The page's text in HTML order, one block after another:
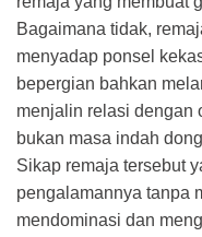
Bagaimana tidak,
menyadap ponsel
bepergian bahkan
menjalin relasi dengan
bukan masa indah
Sikap remaja tersebut
pengalamannya tanpa
mendominasi dan